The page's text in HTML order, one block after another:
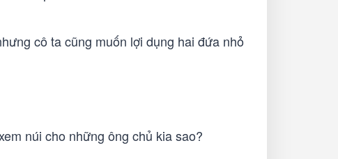
cô ta cũng muốn lợi dụng hai đứa nhỏ
núi cho những ông chủ kia sao?